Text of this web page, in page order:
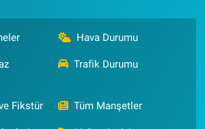
Hava Durumu
Trafik Durumu
Fikstür Tüm Manşetler